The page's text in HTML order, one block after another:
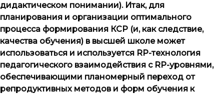
дидактическом понимании). Итак, для
планирования и организации оптимального
процесса формирования КСР (и, как следствие,
качества обучения) в высшей школе может
использоваться и используется RP-технология
педагогического взаимодействия с RP-уровнями,
обеспечивающими планомерный переход от
репродуктивных методов и форм обучения к